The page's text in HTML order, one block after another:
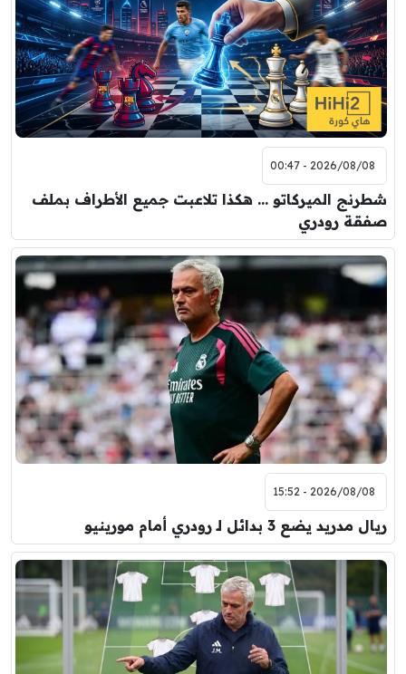
2026/08/08 - 00:47
شطرنج الميركاتو … هكذا تلاعبت جميع الأطراف بملف
صفقة رودري
2026/08/08 - 15:52
ريال مدريد يضع 3 بدائل لـ رودري أمام مورينيو